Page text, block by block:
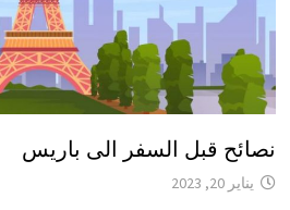
نصائح قبل السفر الى باريس
يناير 20, 2023